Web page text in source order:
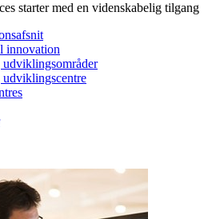
starter med en videnskabelig tilgang
innovation